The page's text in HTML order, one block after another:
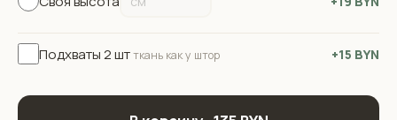
Подхваты 2 штткань как у штор +15 BYN